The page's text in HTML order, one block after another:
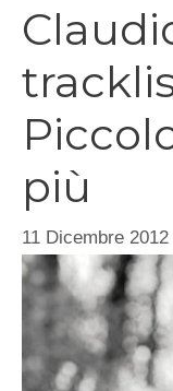
più
11 Dicembre 2012